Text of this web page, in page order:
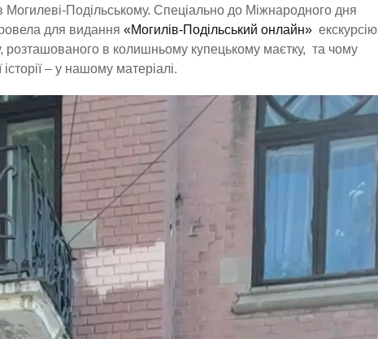
Могилеві-Подільському. Спеціально до Міжнародного дня
для видання «Могилів-Подільський онлайн» екскурсію
розташованого в колишньому купецькому маєтку, та чому
– у нашому матеріалі.